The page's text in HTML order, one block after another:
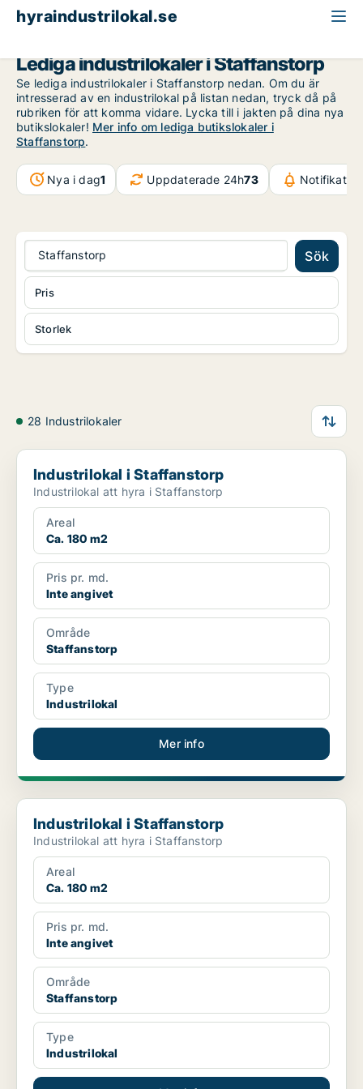
hyraindustrilokal.se
Lediga industrilokaler i Staffanstorp
Se lediga industrilokaler i Staffanstorp nedan. Om du är
intresserad av en industrilokal på listan nedan, tryck då på
rubriken för att komma vidare. Lycka till i jakten på dina nya
butikslokaler! Mer info om lediga butikslokaler i
Staffanstorp.
Nya i dag1 Uppdaterade 24h73
Staffanstorp Sök
Storlek
Pris
28 Industrilokaler
Industrilokal i Staffanstorp
Industrilokal i Staffanstorp
Industrilokal att hyra i Staffanstorp
Areal
Ca. 180 m2
Pris pr. md.
Inte angivet
Område
Staffanstorp
Type
Industrilokal
Mer info
Industrilokal i Staffanstorp
Industrilokal i Staffanstorp
Industrilokal att hyra i Staffanstorp
Areal
Ca. 180 m2
Pris pr. md.
Inte angivet
Område
Staffanstorp
Type
Industrilokal